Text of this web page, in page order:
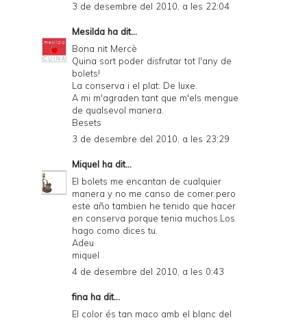
3 de desembre del 2010, a les 22:04
Mesilda ha dit...
Bona nit Mercè
Quina sort poder disfrutar tot l'any de
bolets!
La conserva i el plat: De luxe.
A mi m'agraden tant que m'els mengue
de qualsevol manera.
Besets
3 de desembre del 2010, a les 23:29
Miquel ha dit...
El bolets me encantan de cualquier
manera y no me canso de comer.pero
este año tambien he tenido que hacer
en conserva porque tenia muchos.Los
hago como dices tu.
Adeu
miquel
4 de desembre del 2010, a les 0:43
fina ha dit...
El color és tan maco amb el blanc del